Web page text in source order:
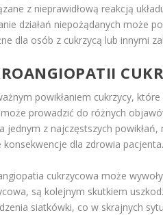
z nieprawidłową reakcją
działań niepożądanych może
dla osób z cukrzycą lub innymi
powikłaniem cukrzycy,
prowadzić do różnych
jednym z najczęstszych
dla zdrowia pacjenta.
cukrzycowa może
są kolejnym skutkiem
siatkówki, co w skrajnych